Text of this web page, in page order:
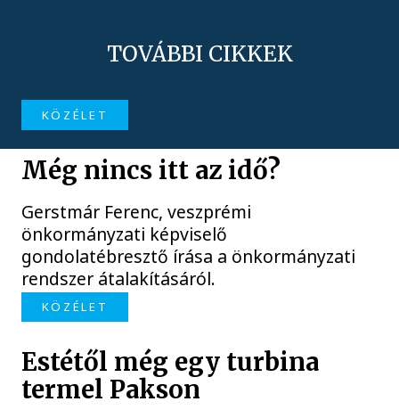
TOVÁBBI CIKKEK
KÖZÉLET
Még nincs itt az idő?
Gerstmár Ferenc, veszprémi
önkormányzati képviselő
gondolatébresztő írása a önkormányzati
rendszer átalakításáról.
KÖZÉLET
Estétől még egy turbina
termel Pakson